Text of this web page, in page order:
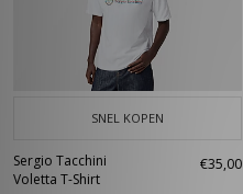
SNEL KOPEN
Sergio Tacchini
Voletta T-Shirt
€35,00